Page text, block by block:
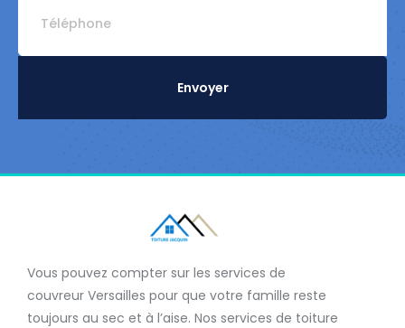
Envoyer
Vous pouvez compter sur les services de
couvreur Versailles pour que votre famille reste
toujours au sec et à l’aise. Nos services de toiture